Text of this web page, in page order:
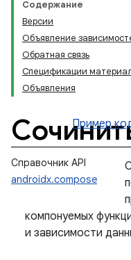
Содержание
Версии
Объявление
Обратная связь
Спецификации
Объявления
Пример
Справочник API
androidx.compose
компонуемых
и зависимости